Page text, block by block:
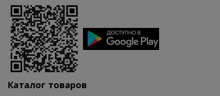
Каталог товаров